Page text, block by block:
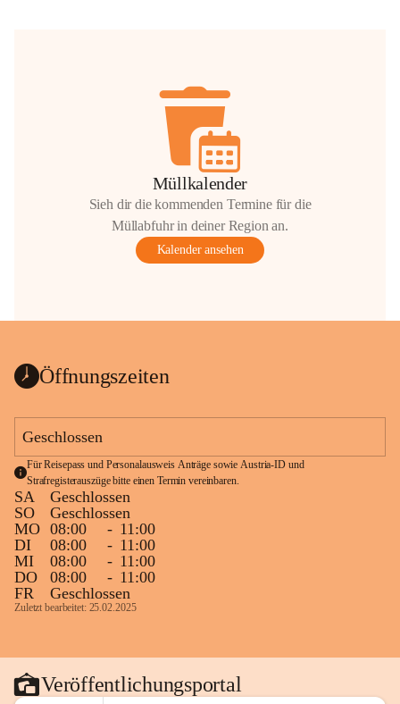
Müllkalender
Sieh dir die kommenden Termine für die
Müllabfuhr in deiner Region an.
Kalender ansehen
Öffnungszeiten
Geschlossen
Für Reisepass und Personalausweis Anträge sowie Austria-ID und
Strafregisterauszüge bitte einen Termin vereinbaren.
SA
Geschlossen
SO
Geschlossen
MO 08:00 - 11:00
DI
08:00 - 11:00
MI
08:00 - 11:00
DO
08:00 - 11:00
FR
Geschlossen
Zuletzt bearbeitet: 25.02.2025
Veröffentlichungsportal